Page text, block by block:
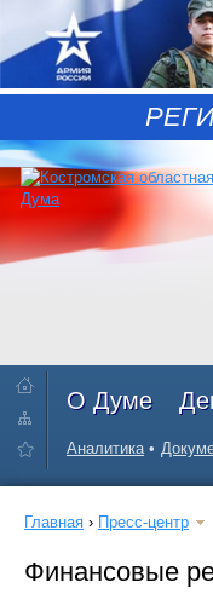
О Думе
Аналитика
Главная › Пресс-центр
Финансовые